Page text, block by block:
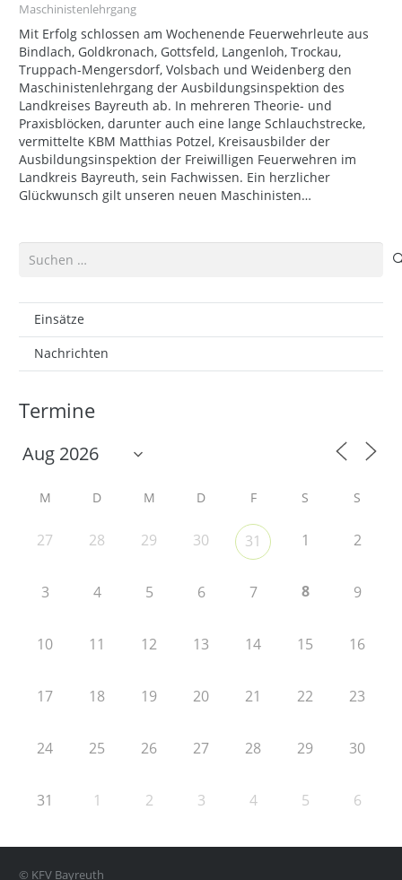
Maschinistenlehrgang
Mit Erfolg schlossen am Wochenende Feuerwehrleute aus
Bindlach, Goldkronach, Gottsfeld, Langenloh, Trockau,
Truppach-Mengersdorf, Volsbach und Weidenberg den
Maschinistenlehrgang der Ausbildungsinspektion des
Landkreises Bayreuth ab. In mehreren Theorie- und
Praxisblöcken, darunter auch eine lange Schlauchstrecke,
vermittelte KBM Matthias Potzel, Kreisausbilder der
Ausbildungsinspektion der Freiwilligen Feuerwehren im
Landkreis Bayreuth, sein Fachwissen. Ein herzlicher
Glückwunsch gilt unseren neuen Maschinisten…
nach:
Einsätze
Nachrichten
Termine
M D M D F S S
27 28 29 30 31 1 2
3 4 5 6 7 8 9
10 11 12 13 14 15 16
17 18 19 20 21 22 23
24 25 26 27 28 29 30
31 1 2 3 4 5 6
© KFV Bayreuth